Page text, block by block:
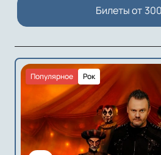
Билеты от
Рок
Популярное